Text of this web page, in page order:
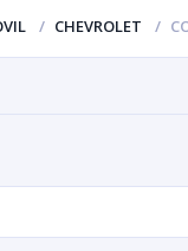
CHEVROLET